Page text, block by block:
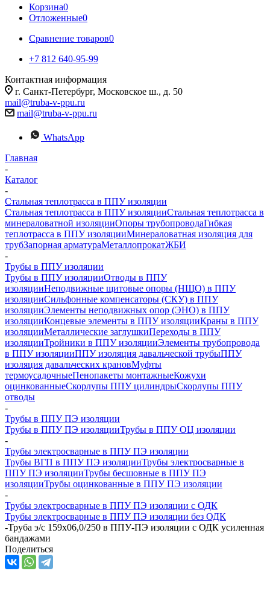
Корзина0
Отложенные0
Сравнение товаров0
+7 812 640-95-99
Контактная информация
г. Санкт-Петербург, Московское ш., д. 50
mail@truba-v-ppu.ru
mail@truba-v-ppu.ru
WhatsApp
Главная
-
Каталог
-
Стальная теплотрасса в ППУ изоляции
Стальная теплотрасса в ППУ изоляцииСтальная теплотрасса в
минераловатной изоляцииОпоры трубопроводаГибкая
теплотрасса в ППУ изоляцииМинераловатная изоляция для
трубЗапорная арматураМеталлопрокатЖБИ
-
Трубы в ППУ изоляции
Трубы в ППУ изоляцииОтводы в ППУ
изоляцииНеподвижные щитовые опоры (НЩО) в ППУ
изоляцииCильфонные компенсаторы (СКУ) в ППУ
изоляцииЭлементы неподвижных опор (ЭНО) в ППУ
изоляцииКонцевые элементы в ППУ изоляцииКраны в ППУ
изоляцииМеталлические заглушкиПереходы в ППУ
изоляцииТройники в ППУ изоляцииЭлементы трубопровода
в ППУ изоляцииППУ изоляция давальческой трубыППУ
изоляция давальческих крановМуфты
термоусадочныеПенопакеты монтажныеКожухи
оцинкованныеСкорлупы ППУ цилиндрыСкорлупы ППУ
отводы
-
Трубы в ППУ ПЭ изоляции
Трубы в ППУ ПЭ изоляцииТрубы в ППУ ОЦ изоляции
-
Трубы электросварные в ППУ ПЭ изоляции
Трубы ВГП в ППУ ПЭ изоляцииТрубы электросварные в
ППУ ПЭ изоляцииТрубы бесшовные в ППУ ПЭ
изоляцииТрубы оцинкованные в ППУ ПЭ изоляции
-
Трубы электросварные в ППУ ПЭ изоляции с ОДК
Трубы электросварные в ППУ ПЭ изоляции без ОДК
-Труба э/с 159х06,0/250 в ППУ-ПЭ изоляции с ОДК усиленная
бандажами
Поделиться